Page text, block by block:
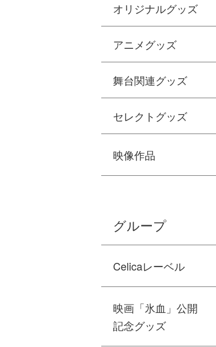
オリジナルグッズ
アニメグッズ
舞台関連グッズ
セレクトグッズ
映像作品
グループ
Celicaレーベル
映画「氷血」公開
記念グッズ